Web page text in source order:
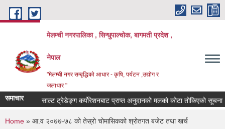
Skip to main content
मेलम्ची नगरपालिका , सिन्धुपाल्चोक, बागमती प्रदेश ,
नेपाल
"मेलम्ची नगर सम्बृद्धिको आधार - कृषि, पर्यटन ,उद्योग र
जलाधार "
समाचार साल्ट ट्रेडेङ्ग कर्पोरेशनबाट प्राप्त अनुदानको मलको कोटा तोकिएको सूचना।
You are here
Home » आ.व २०७७-७८ को तेस्रो चोमासिकको श्रोतगत बजेट तथा खर्च